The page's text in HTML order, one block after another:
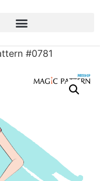
#0781